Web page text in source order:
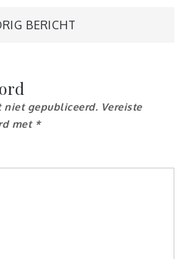
BERICHT
niet gepubliceerd. Vereiste
met *